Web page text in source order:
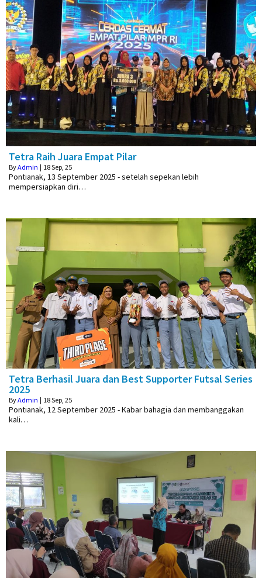
Tetra Raih Juara Empat Pilar
ByAdmin | 18Sep, 25
Pontianak, 13 September 2025 - setelah sepekan lebih
mempersiapkan diri…
Tetra Berhasil Juara dan Best Supporter Futsal Series
2025
ByAdmin | 18Sep, 25
Pontianak, 12 September 2025 - Kabar bahagia dan membanggakan
kali…